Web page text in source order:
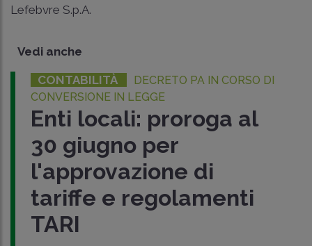
Lefebvre S.p.A.
Vedi anche
CONTABILITÀ
DECRETO PA IN CORSO DI
CONVERSIONE IN LEGGE
Enti locali: proroga al
30 giugno per
l'approvazione di
tariffe e regolamenti
TARI